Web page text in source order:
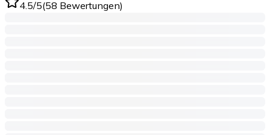
4.5/5(58 Bewertungen)